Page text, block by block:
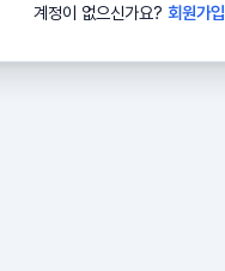
계정이 없으신가요? 회원가입